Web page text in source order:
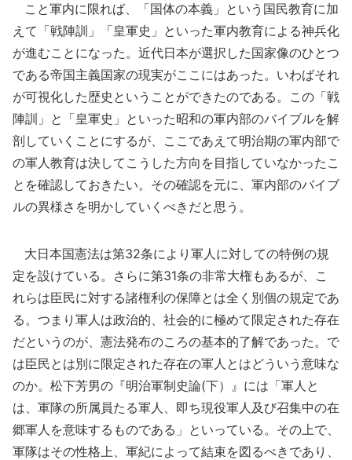
こと軍内に限れば、「国体の本義」という国民教育に加
えて「戦陣訓」「皇軍史」といった軍内教育による神兵化
が進むことになった。近代日本が選択した国家像のひとつ
である帝国主義国家の現実がここにはあった。いわばそれ
が可視化した歴史ということができたのである。この「戦
陣訓」と「皇軍史」といった昭和の軍内部のバイブルを解
剖していくことにするが、ここであえて明治期の軍内部で
の軍人教育は決してこうした方向を目指していなかったこ
とを確認しておきたい。その確認を元に、軍内部のバイブ
ルの異様さを明かしていくべきだと思う。
大日本国憲法は第32条により軍人に対しての特例の規
定を設けている。さらに第31条の非常大権もあるが、こ
れらは臣民に対する諸権利の保障とは全く別個の規定であ
る。つまり軍人は政治的、社会的に極めて限定された存在
だというのが、憲法発布のころの基本的了解であった。で
は臣民とは別に限定された存在の軍人とはどういう意味な
のか。松下芳男の『明治軍制史論(下）』には「軍人と
は、軍隊の所属員たる軍人、即ち現役軍人及び召集中の在
郷軍人を意味するものである」といっている。その上で、
軍隊はその性格上、軍紀によって結束を図るべきであり、